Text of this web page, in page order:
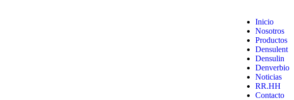
Inicio
Nosotros
Productos
Densulent
Densulin
Denverbio
Noticias
RR.HH
Contacto